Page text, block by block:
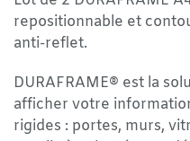
repositionnable et
anti-reflet.
DURAFRAME® est la
afficher votre
rigides : portes, murs,